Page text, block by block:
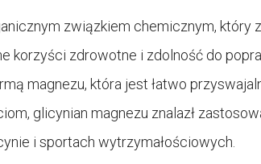
związkiem chemicznym, który
korzyści zdrowotne i zdolność do
magnezu, która jest łatwo
glicynian magnezu znalazł
i sportach wytrzymałościowych.